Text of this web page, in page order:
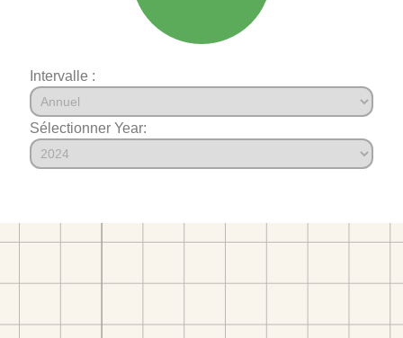
Intervalle :
Sélectionner Year: